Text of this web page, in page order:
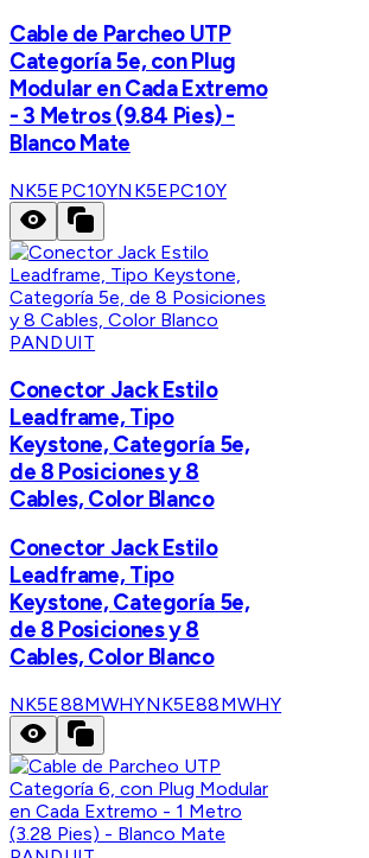
Cable de Parcheo UTP
Categoría 5e, con Plug
Modular en Cada Extremo
- 3 Metros (9.84 Pies) -
Blanco Mate
NK5EPC10YNK5EPC10Y
PANDUIT
Conector Jack Estilo
Leadframe, Tipo
Keystone, Categoría 5e,
de 8 Posiciones y 8
Cables, Color Blanco
Conector Jack Estilo
Leadframe, Tipo
Keystone, Categoría 5e,
de 8 Posiciones y 8
Cables, Color Blanco
NK5E88MWHYNK5E88MWHY